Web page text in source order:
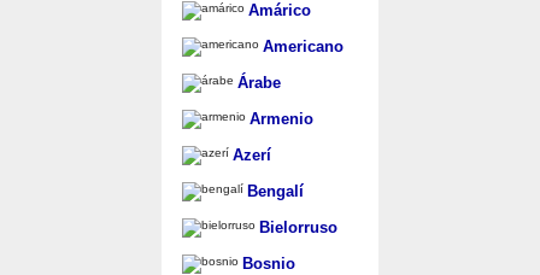
Amárico
Americano
Árabe
Armenio
Azerí
Bengalí
Bielorruso
Bosnio